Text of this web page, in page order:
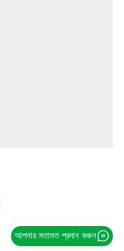
আপনার মতামত প্রদান করুন